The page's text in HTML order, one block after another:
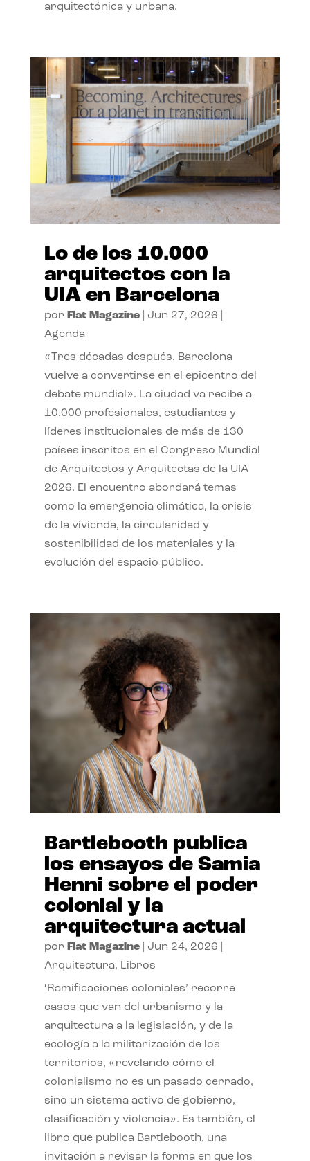
arquitectónica y urbana.
Lo de los 10.000
arquitectos con la
UIA en Barcelona
por Flat Magazine| Jun 27, 2026
Agenda
«Tres décadas después, Barcelona
vuelve a convertirse en el epicentro del
debate mundial». La ciudad va recibe a
10.000 profesionales, estudiantes y
líderes institucionales de más de 130
países inscritos en el Congreso Mundial
de Arquitectos y Arquitectas de la UIA
2026. El encuentro abordará temas
como la emergencia climática, la crisis
de la vivienda, la circularidad y
sostenibilidad de los materiales y la
evolución del espacio público.
Bartlebooth publica
los ensayos de Samia
Henni sobre el poder
colonial y la
arquitectura actual
por Flat Magazine| Jun 24, 2026
Arquitectura, Libros
‘Ramificaciones coloniales’ recorre
casos que van del urbanismo y la
arquitectura a la legislación, y de la
ecología a la militarización de los
territorios, «revelando cómo el
colonialismo no es un pasado cerrado,
sino un sistema activo de gobierno,
clasificación y violencia». Es también, el
libro que publica Bartlebooth, una
invitación a revisar la forma en que los